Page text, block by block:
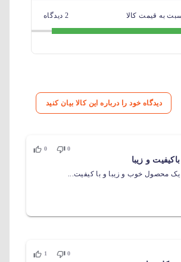
به قیمت کالا 2 دیدگاه
دیدگاه خود را درباره این کالا بیان کنید
0
0
باکیفیت و زیبا
یک محصول خوب و زیبا و با کیفیت...
0
1